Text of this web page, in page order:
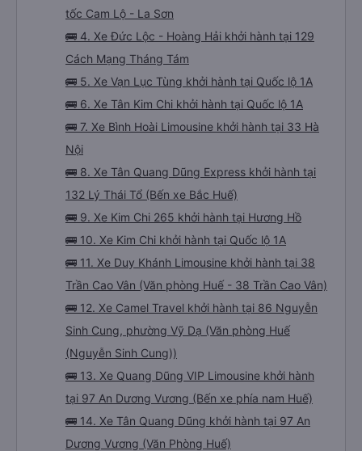
tốc Cam Lộ - La Sơn
🚌 4. Xe Đức Lộc - Hoàng Hải khởi hành tại 129
Cách Mạng Tháng Tám
🚌 5. Xe Vạn Lục Tùng khởi hành tại Quốc lộ 1A
🚌 6. Xe Tân Kim Chi khởi hành tại Quốc lộ 1A
🚌 7. Xe Bình Hoài Limousine khởi hành tại 33 Hà
Nội
🚌 8. Xe Tân Quang Dũng Express khởi hành tại
132 Lý Thái Tổ (Bến xe Bắc Huế)
🚌 9. Xe Kim Chi 265 khởi hành tại Hương Hồ
🚌 10. Xe Kim Chi khởi hành tại Quốc lộ 1A
🚌 11. Xe Duy Khánh Limousine khởi hành tại 38
Trần Cao Vân (Văn phòng Huế - 38 Trần Cao Vân)
🚌 12. Xe Camel Travel khởi hành tại 86 Nguyễn
Sinh Cung, phường Vỹ Dạ (Văn phòng Huế
(Nguyễn Sinh Cung))
🚌 13. Xe Quang Dũng VIP Limousine khởi hành
tại 97 An Dương Vương (Bến xe phía nam Huế)
🚌 14. Xe Tân Quang Dũng khởi hành tại 97 An
Dương Vương (Văn Phòng Huế)